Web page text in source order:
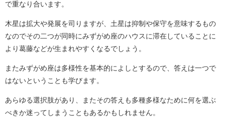
で重なり合います。
木星は拡大や発展を司りますが、土星は抑制や保守を意味するもの
なのでその二つが同時にみずがめ座のハウスに滞在していることに
より葛藤などが生まれやすくなるでしょう。
またみずがめ座は多様性を基本的によしとするので、答えは一つで
はないということも学びます。
あらゆる選択肢があり、またその答えも多種多様なために何を選ぶ
べきか迷ってしまうこともあるかもしれません。